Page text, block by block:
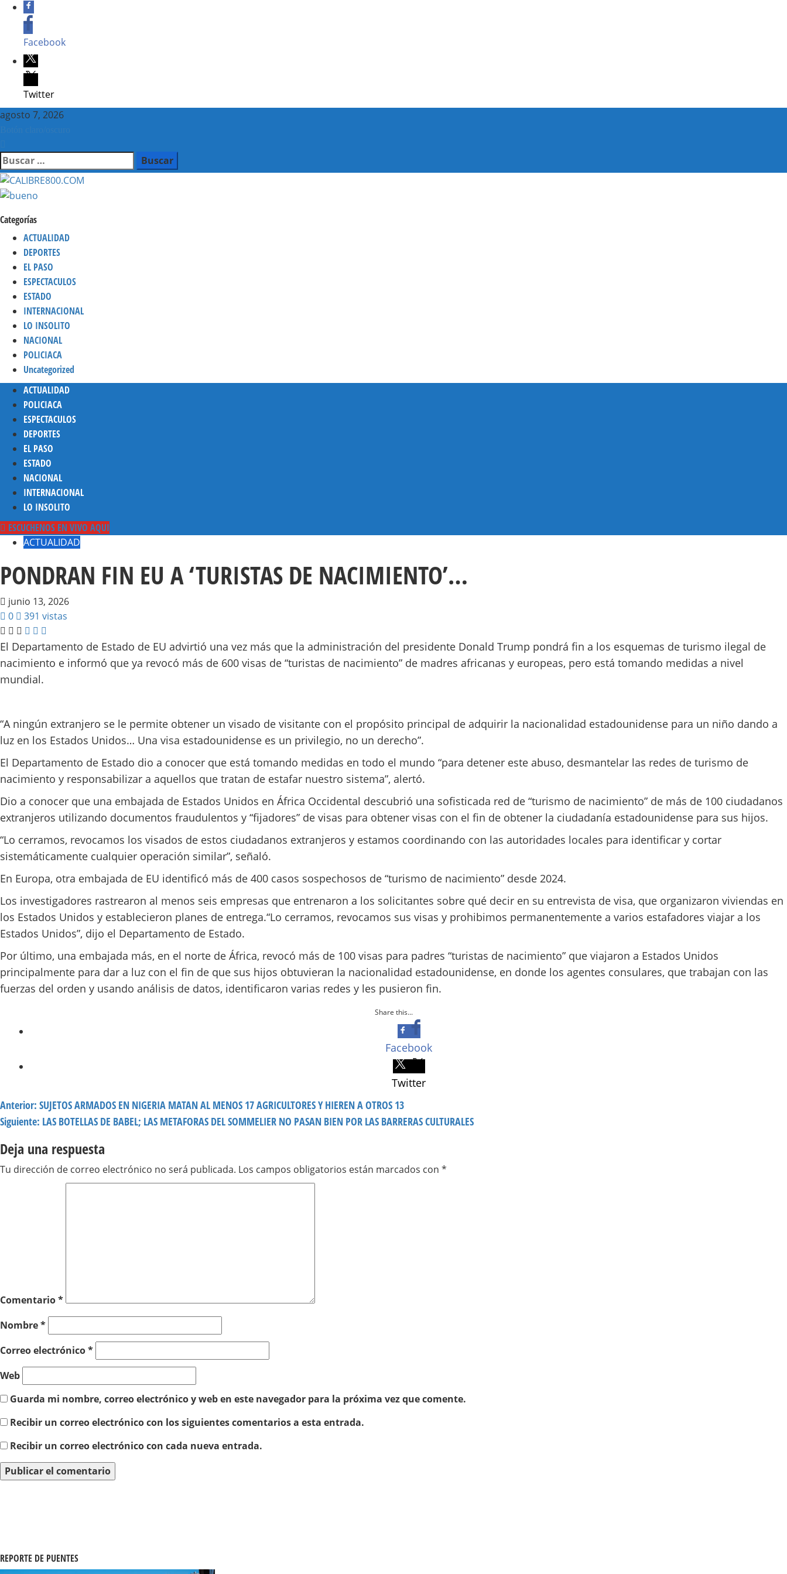
Facebook
Twitter
Saltar
agosto 7, 2026
Buscar:
Categorías
ACTUALIDAD
DEPORTES
EL PASO
ESPECTACULOS
ESTADO
INTERNACIONAL
LO INSOLITO
NACIONAL
POLICIACA
Uncategorized
Menú
principal
ACTUALIDAD
POLICIACA
ESPECTACULOS
DEPORTES
EL PASO
ESTADO
NACIONAL
INTERNACIONAL
LO INSOLITO
ESCUCHENOS EN VIVO AQUI
ACTUALIDAD
PONDRAN FIN EU A ‘TURISTAS DE NACIMIENTO’…
junio 13, 2026
0
391 vistas
El Departamento de Estado de EU advirtió una vez más que la administración del presidente Donald Trump pondrá fin a los esquemas de turismo ilegal de
nacimiento e informó que ya revocó más de 600 visas de “turistas de nacimiento” de madres africanas y europeas, pero está tomando medidas a nivel
mundial.
“A ningún extranjero se le permite obtener un visado de visitante con el propósito principal de adquirir la nacionalidad estadounidense para un niño dando a
luz en los Estados Unidos… Una visa estadounidense es un privilegio, no un derecho”.
El Departamento de Estado dio a conocer que está tomando medidas en todo el mundo “para detener este abuso, desmantelar las redes de turismo de
nacimiento y responsabilizar a aquellos que tratan de estafar nuestro sistema”, alertó.
Dio a conocer que una embajada de Estados Unidos en África Occidental descubrió una sofisticada red de “turismo de nacimiento” de más de 100 ciudadanos
extranjeros utilizando documentos fraudulentos y “fijadores” de visas para obtener visas con el fin de obtener la ciudadanía estadounidense para sus hijos.
“Lo cerramos, revocamos los visados de estos ciudadanos extranjeros y estamos coordinando con las autoridades locales para identificar y cortar
sistemáticamente cualquier operación similar”, señaló.
En Europa, otra embajada de EU identificó más de 400 casos sospechosos de “turismo de nacimiento” desde 2024.
Los investigadores rastrearon al menos seis empresas que entrenaron a los solicitantes sobre qué decir en su entrevista de visa, que organizaron viviendas en
los Estados Unidos y establecieron planes de entrega.“Lo cerramos, revocamos sus visas y prohibimos permanentemente a varios estafadores viajar a los
Estados Unidos”, dijo el Departamento de Estado.
Por último, una embajada más, en el norte de África, revocó más de 100 visas para padres “turistas de nacimiento” que viajaron a Estados Unidos
principalmente para dar a luz con el fin de que sus hijos obtuvieran la nacionalidad estadounidense, en donde los agentes consulares, que trabajan con las
fuerzas del orden y usando análisis de datos, identificaron varias redes y les pusieron fin.
Share this...
Facebook
Twitter
Navegación
de
entradas
Anterior: SUJETOS ARMADOS EN NIGERIA MATAN AL MENOS 17 AGRICULTORES Y HIEREN A OTROS 13
Siguiente: LAS BOTELLAS DE BABEL; LAS METAFORAS DEL SOMMELIER NO PASAN BIEN POR LAS BARRERAS CULTURALES
Deja una respuesta
Tu dirección de correo electrónico no será publicada. Los campos obligatorios están marcados con *
Comentario*
Nombre*
Correo electrónico*
Web
Guarda mi nombre, correo electrónico y web en este navegador para la próxima vez que comente.
Recibir un correo electrónico con los siguientes comentarios a esta entrada.
Recibir un correo electrónico con cada nueva entrada.
REPORTE DE PUENTES